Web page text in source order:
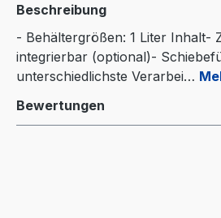
Beschreibung
- Behältergrößen: 1 Liter Inhalt-
integrierbar (optional)-
unterschiedlichste Verarbei…
Bewertungen